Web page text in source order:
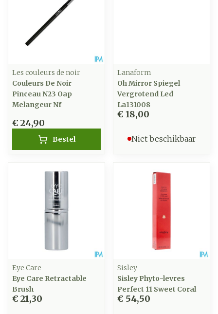
Les couleurs de noir
Couleurs De Noir
Pinceau N23 Oap
Melangeur Nf
€ 24,90
Bestel
Lanaform
Oh Mirror Spiegel
Vergrotend Led
La131008
€ 18,00
Niet beschikbaar
Eye Care
Eye Care Retractable
Brush
€ 21,30
Sisley
Sisley Phyto-levres
Perfect 11 Sweet Coral
€ 54,50